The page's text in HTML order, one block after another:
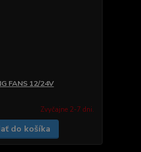
FANS 12/24V
Zvyčajne 2-7 dni.
do košíka